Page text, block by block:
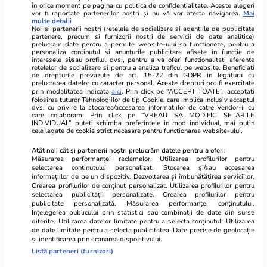
Libertatea pentru
Unica.ro
Program TV
Avantaje
ELLE
Gazeta Sporturilor
Stiri mondene
Calculator sarcina
Ajută Copiii
Locuri de muncă
Imobiliare.ro
Jobradar24
Imoradar24
Colecții Libertatea
Pariază responsabil! Decizia ONJN nr. 821/25.09.2025.
Jocurile de noroc sunt interzise minorilor.
Actualizare preferințe cookies
în orice moment pe pagina cu politica de confidențialitate. Aceste alegeri
vor fi raportate partenerilor noștri și nu vă vor afecta navigarea. Mai
multe detalii
Noi si partenerii nostri (retelele de socializare si agentiile de publicitate
partenere, precum si furnizorii nostri de servicii de date analitice)
prelucram date pentru a permite website-ului sa functioneze, pentru a
personaliza continutul si anunturile publicitare afisate in functie de
interesele si/sau profilul dvs., pentru a va oferi functionalitati aferente
retelelor de socializare si pentru a analiza traficul pe website. Beneficiati
de drepturile prevazute de art. 15-22 din GDPR in legatura cu
prelucrarea datelor cu caracter personal. Aceste drepturi pot fi exercitate
prin modalitatea indicataaici. Prin click pe “ACCEPT TOATE”, acceptati
folosirea tuturor Tehnologiilor de tip Cookie, care implica inclusiv acceptul
dvs. cu privire la stocarea/accesarea informatiilor de catre Vendor-ii cu
care colaboram. Prin click pe “VREAU SA MODIFIC SETARILE
INDIVIDUAL” puteti schimba preferintele in mod individual, mai putin
cele legate de cookie strict necesare pentru functionarea website-ului.
Atât noi, cât și partenerii noștri prelucrăm datele pentru a oferi:
Măsurarea performanței reclamelor. Utilizarea profilurilor pentru
selectarea conținutului personalizat. Stocarea și/sau accesarea
informațiilor de pe un dispozitiv. Dezvoltarea și îmbunătățirea serviciilor.
Crearea profilurilor de conținut personalizat. Utilizarea profilurilor pentru
selectarea publicității personalizate. Crearea profilurilor pentru
publicitate personalizată. Măsurarea performanței conținutului.
Înțelegerea publicului prin statistici sau combinații de date din surse
diferite. Utilizarea datelor limitate pentru a selecta conținutul. Utilizarea
de date limitate pentru a selecta publicitatea. Date precise de geolocație
și identificarea prin scanarea dispozitivului.
Listă parteneri (furnizori)